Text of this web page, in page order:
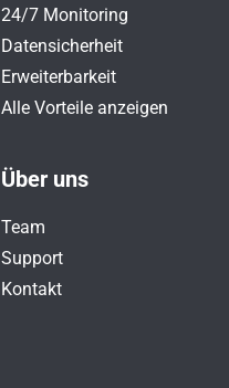
24/7 Monitoring
Datensicherheit
Erweiterbarkeit
Alle Vorteile anzeigen
Über uns
Team
Support
Kontakt